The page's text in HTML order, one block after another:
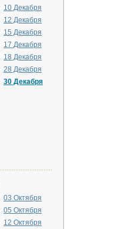
10 Декабря
12 Декабря
15 Декабря
17 Декабря
18 Декабря
28 Декабря
30 Декабря
03 Октября
05 Октября
12 Октября